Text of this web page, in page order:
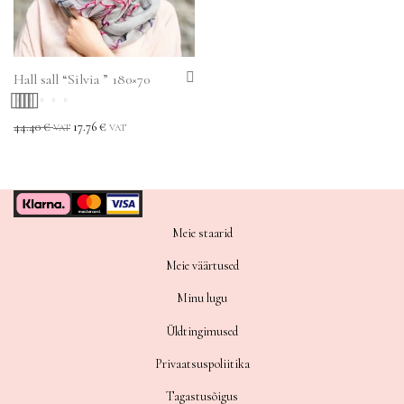
Hall sall “Silvia ” 180×70
Hinnanguga
44.40€ VAT 17.76€ VAT
Meie staarid
Meie väärtused
Minu lugu
Üldtingimused
Privaatsuspoliitika
Tagastusõigus